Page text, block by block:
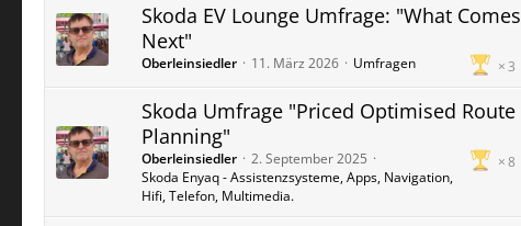
Skoda EV Lounge Umfrage: "What Comes
Next"
3
Oberleinsiedler 11. März 2026 Umfragen
Skoda Umfrage "Priced Optimised Route
Planning"
8
Oberleinsiedler
2. September 2025
Skoda Enyaq - Assistenzsysteme, Apps, Navigation,
Hifi, Telefon, Multimedia.